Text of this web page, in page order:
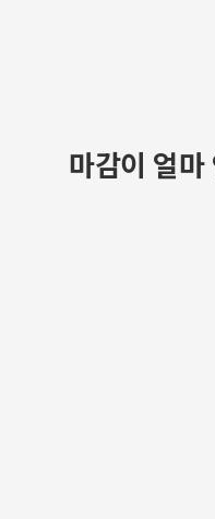
마감이 얼